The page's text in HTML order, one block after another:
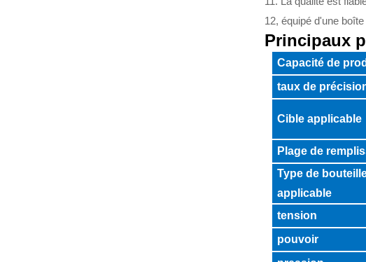
12, équipé d'une
Principaux
Capacité de
taux de
Cible applicable
Plage de
Type de
applicable
tension
pouvoir